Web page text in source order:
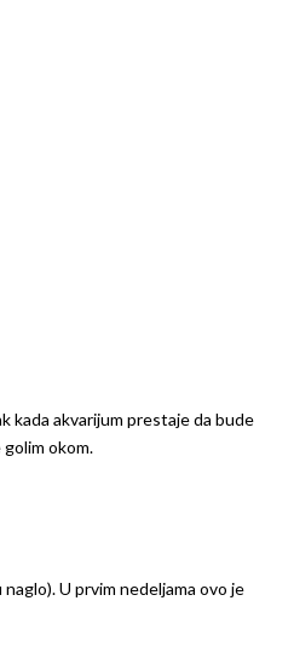
kada akvarijum prestaje da bude
okom.
U prvim nedeljama ovo je